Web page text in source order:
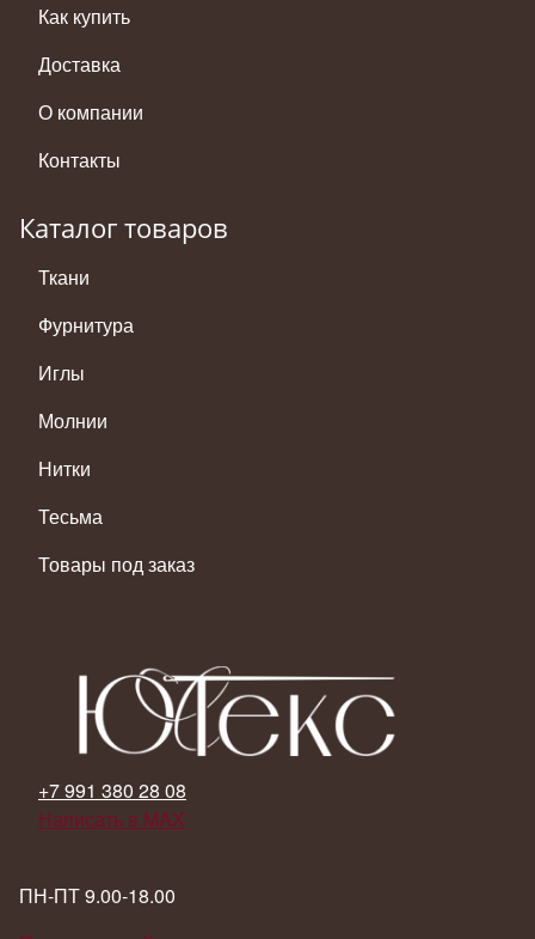
Как купить
Доставка
О компании
Контакты
Каталог товаров
Ткани
Фурнитура
Иглы
Молнии
Нитки
Тесьма
Товары под заказ
+7 991 380 28 08
Написать в MAX
ПН-ПТ 9.00-18.00